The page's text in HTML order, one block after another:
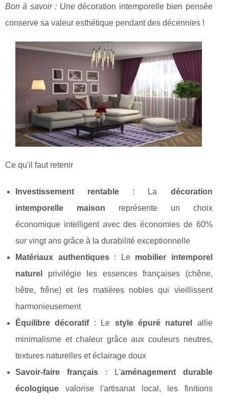
Bon à savoir : Une décoration intemporelle bien pensée
conserve sa valeur esthétique pendant des décennies !
Ce qu'il faut retenir
Investissement rentable : La décoration
intemporelle maison représente un choix
économique intelligent avec des économies de 60%
sur vingt ans grâce à la durabilité exceptionnelle
Matériaux authentiques: Le mobilier intemporel
naturel
privilégie les essences françaises (chêne,
hêtre, frêne) et les matières nobles qui vieillissent
harmonieusement
Équilibre décoratif: Le style épuré naturel
allie
minimalisme et chaleur grâce aux couleurs neutres,
textures naturelles et éclairage doux
Savoir-faire français: L'aménagement durable
écologique valorise l'artisanat local, les finitions